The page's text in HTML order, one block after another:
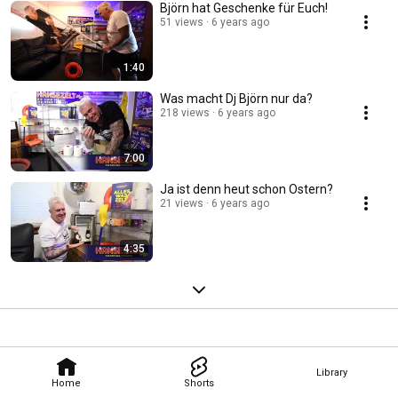
Home Shorts
Library
1:40
Björn hat Geschenke für Euch!
51 views 6 years ago
7:00
Was macht Dj Björn nur da?
218 views 6 years ago
4:35
Ja ist denn heut schon Ostern?
21 views 6 years ago